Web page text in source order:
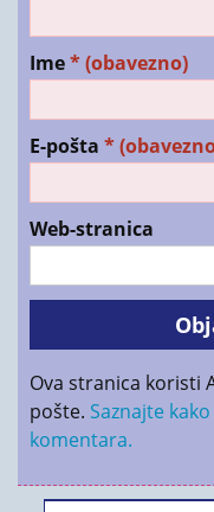
Ime* (obavezno)
E-pošta *
Web-stranica
Ova stranica koristi
pošte. Saznajte
komentara.